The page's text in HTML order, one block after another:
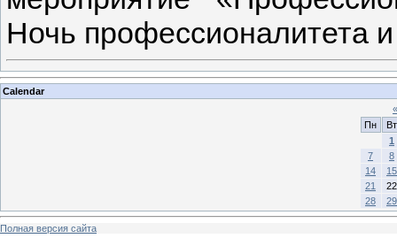
Ночь профессионалитета
Calendar
«
Пн
Вт
1
7
8
14
15
21
22
28
29
Полная версия сайта